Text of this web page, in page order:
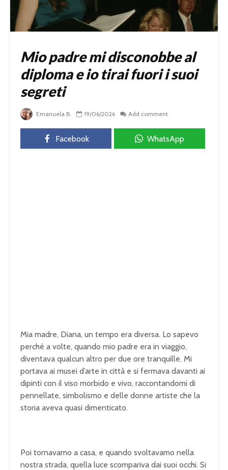
Mio padre mi disconobbe al
diploma e io tirai fuori i suoi
segreti
Emanuela B. 19/06/2026 Add comment
Facebook WhatsApp
Mia madre, Diana, un tempo era diversa. Lo sapevo
perché a volte, quando mio padre era in viaggio,
diventava qualcun altro per due ore tranquille. Mi
portava ai musei d’arte in città e si fermava davanti ai
dipinti con il viso morbido e vivo, raccontandomi di
pennellate, simbolismo e delle donne artiste che la
storia aveva quasi dimenticato.
Poi tornavamo a casa, e quando svoltavamo nella
nostra strada, quella luce scompariva dai suoi occhi. Si